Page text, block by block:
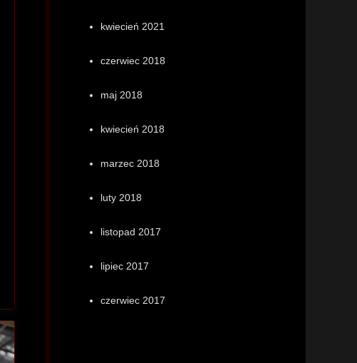
kwiecień 2021
czerwiec 2018
maj 2018
kwiecień 2018
marzec 2018
luty 2018
listopad 2017
lipiec 2017
czerwiec 2017